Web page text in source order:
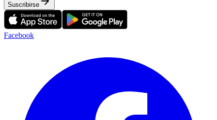
Suscribirse
Facebook